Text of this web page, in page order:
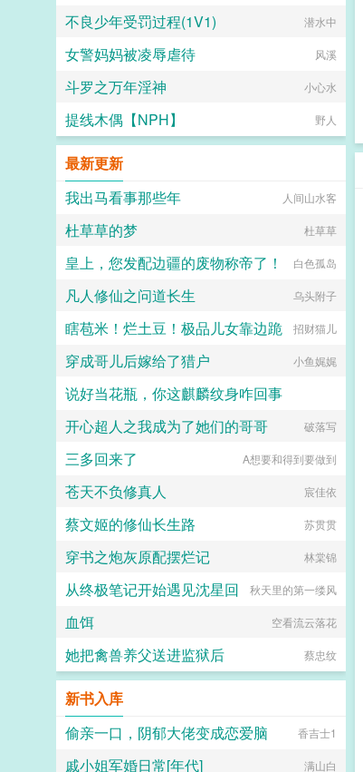
不良少年受罚过程(1V1) 潜水中
女警妈妈被凌辱虐待 风溪
斗罗之万年淫神 小心水
提线木偶【NPH】 野人
最新更新
我出马看事那些年
人间山水客
杜草草的梦 杜草草
皇上，您发配边疆的废物称帝了！ 白色孤岛
凡人修仙之问道长生 乌头附子
瞎苞米！烂土豆！极品儿女靠边跪 招财猫儿
穿成哥儿后嫁给了猎户 小鱼娓娓
说好当花瓶，你这麒麟纹身咋回事
倩女幽魂11
开心超人之我成为了她们的哥哥 破落写
三多回来了 A想要和得到要做到
苍天不负修真人 宸佳依
蔡文姬的修仙长生路 苏贯贯
穿书之炮灰原配摆烂记 林棠锦
从终极笔记开始遇见沈星回 秋天里的第一缕风
血饵 空看流云落花
她把禽兽养父送进监狱后 蔡忠纹
新书入库
偷亲一口，阴郁大佬变成恋爱脑
香吉士1
戚小姐军婚日常[年代] 满山白